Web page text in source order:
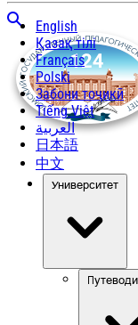
English
Қазақ тілі
Français
Polski
Забони тоҷикӣ
Tiếng Việt
العربية
日本語
中文
Университет